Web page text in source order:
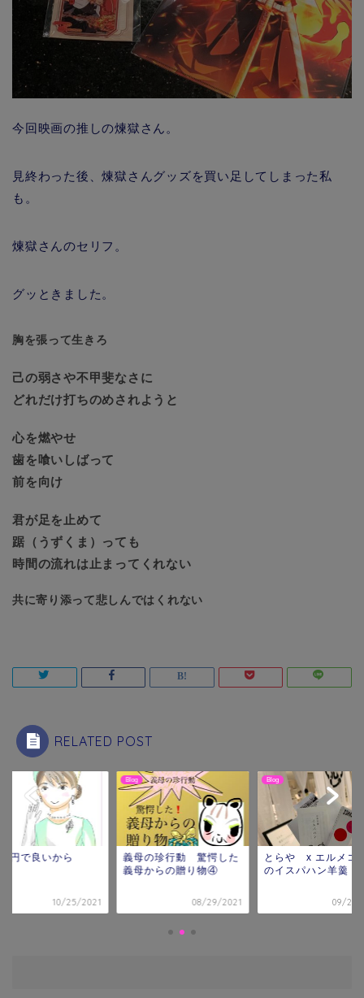
今回映画の推しの煉獄さん。
見終わった後、煉獄さんグッズを買い足してしまった私
も。
煉獄さんのセリフ。
グッときました。
胸を張って生きろ
己の弱さや不甲斐なさに
どれだけ打ちのめされようと
心を燃やせ
歯を喰いしばって
前を向け
君が足を止めて
踞（うずくま）っても
時間の流れは止まってくれない
共に寄り添って悲しんではくれない
RELATED POST
円で良いから
10/25/2021
Blog
義母の珍行動 驚愕した
義母からの贈り物④
08/29/2021
Blog
とらや x エルメコ
のイスパハン羊羹
09/23/